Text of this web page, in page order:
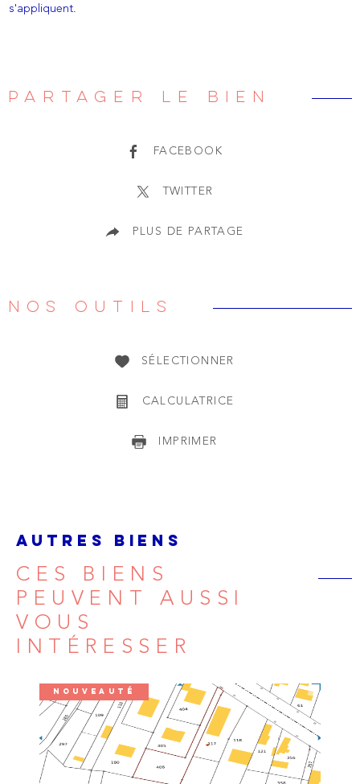
s'appliquent.
PARTAGER LE BIEN
FACEBOOK
TWITTER
PLUS DE PARTAGE
NOS OUTILS
SÉLECTIONNER
CALCULATRICE
IMPRIMER
AUTRES BIENS
CES BIENS
PEUVENT AUSSI
VOUS
INTÉRESSER
NOUVEAUTÉ
VOIR LE BIEN